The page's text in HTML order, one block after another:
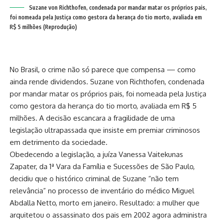
Suzane von Richthofen, condenada por mandar matar os próprios pais,
foi nomeada pela Justiça como gestora da herança do tio morto, avaliada em
R$ 5 milhões (Reprodução)
No Brasil, o crime não só parece que compensa — como
ainda rende dividendos. Suzane von Richthofen, condenada
por mandar matar os próprios pais, foi nomeada pela Justiça
como gestora da herança do tio morto, avaliada em R$ 5
milhões. A decisão escancara a fragilidade de uma
legislação ultrapassada que insiste em premiar criminosos
em detrimento da sociedade.
Obedecendo a legislação, a juíza Vanessa Vaitekunas
Zapater, da 1ª Vara da Família e Sucessões de São Paulo,
decidiu que o histórico criminal de Suzane “não tem
relevância” no processo de inventário do médico Miguel
Abdalla Netto, morto em janeiro. Resultado: a mulher que
arquitetou o assassinato dos pais em 2002 agora administra